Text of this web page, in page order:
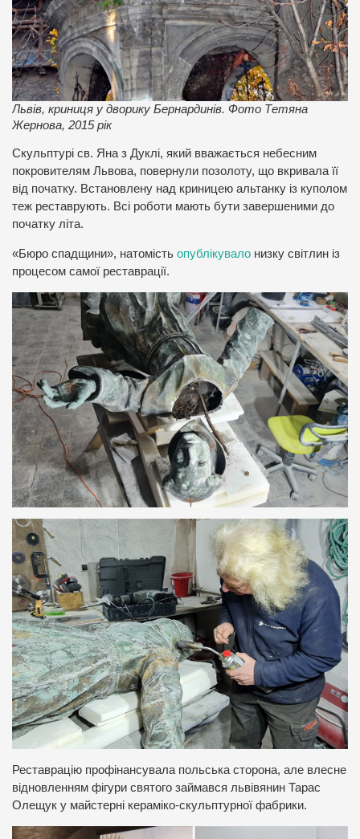
Львів, криниця у дворику Бернардинів. Фото Тетяна
Жернова, 2015 рік
Скульптурі св. Яна з Дуклі, який вважається небесним
покровителям Львова, повернули позолоту, що вкривала її
від початку. Встановлену над криницею альтанку із куполом
теж реставрують. Всі роботи мають бути завершеними до
початку літа.
«Бюро спадщини», натомість опублікувало низку світлин із
процесом самої реставрації.
Реставрацію профінансувала польська сторона, але влесне
відновленням фігури святого займався львівянин Тарас
Олещук у майстерні кераміко-скульптурної фабрики.